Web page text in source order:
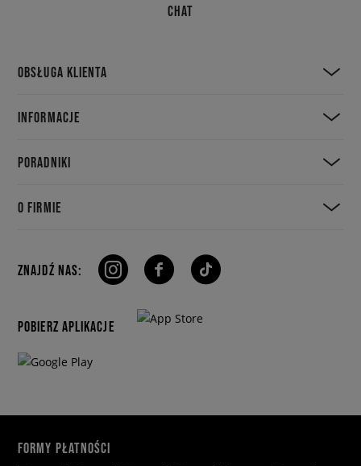
CHAT
OBSŁUGA KLIENTA
INFORMACJE
PORADNIKI
O FIRMIE
ZNAJDŹ NAS:
POBIERZ APLIKACJE
FORMY PŁATNOŚCI